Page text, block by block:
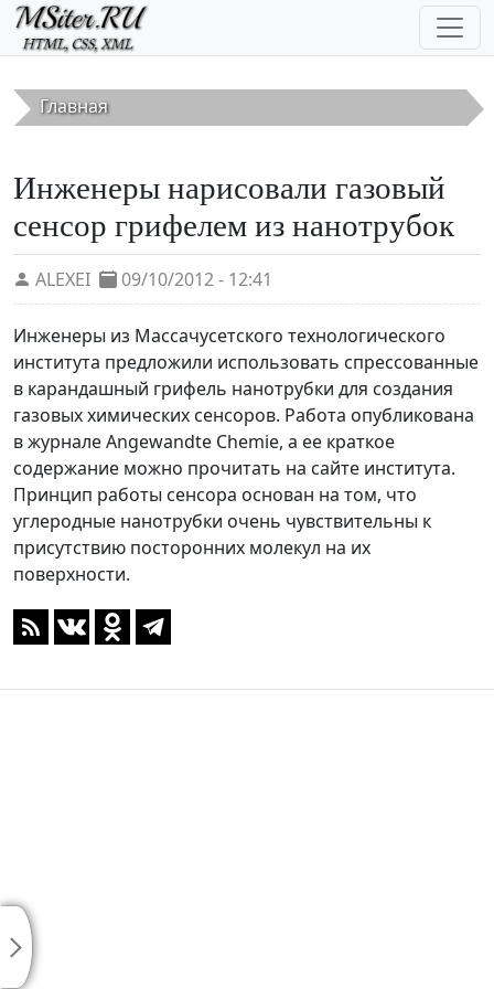
Перейти к основному содержанию
Главная
Инженеры нарисовали газовый
сенсор грифелем из нанотрубок
ALEXEI 09/10/2012 - 12:41
Инженеры из Массачусетского технологического
института предложили использовать спрессованные
в карандашный грифель нанотрубки для создания
газовых химических сенсоров. Работа опубликована
в журнале Angewandte Chemie, а ее краткое
содержание можно прочитать на сайте института.
Принцип работы сенсора основан на том, что
углеродные нанотрубки очень чувствительны к
присутствию посторонних молекул на их
поверхности.